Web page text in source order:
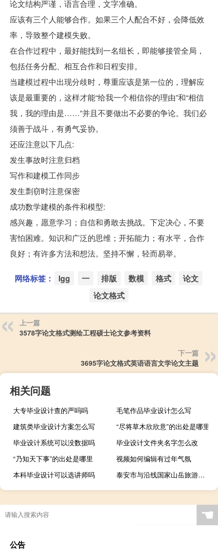
论文结构严谨，语言合理，文字准确。
应该有三个人能够合作。如果三个人配合不好，会降低效
率，导致整个建模失败。
在合作过程中，最好能找到一名组长，即能够接管全局，
包括任务分配、相互合作和日程安排。
当建模过程中出现分歧时，尊重应该是第一位的，理解应
该是最重要的，这样才能“给我一个相信你的理由”和“相信
我，我的理由是……”并且不要做出不必要的争论。我们必
须善于战斗，有勇气妥协。
还应注意以下几点:
发生事故时注意归档
写作和建模工作同步
发生剽窃时注意保密
成功数学建模的条件和模型:
感兴趣，愿意学习；自信和勇敢去挑战。下定决心，不要
害怕困难。知识和广泛的思维；开拓能力；有水平，合作
良好；有许多方法和想法。坚持不懈，轻而易举。
网络标签： lgg 一 排版 数模 格式
论文
论文格式
上一篇
3578字论文格式测绘工程硕士论文参考资料
下一篇
3695字论文格式英语语言文学论文主题
相关问题
大专毕业设计查的严吗吗
毛笔作品毕业设计怎么写
建筑类毕业设计方案怎么写
“尽将草木欣欣意”的出处是哪里
毕业设计系统可以没数据吗
毕业设计文件夹名字怎么改
“乃知天下事”的出处是哪里
视频如何编辑有过年气氛
本科毕业设计可以选讲师吗
泰安市与沿线国家山岳旅游合作分析,青藏高原山地旅游资源丰富。
☚
公告